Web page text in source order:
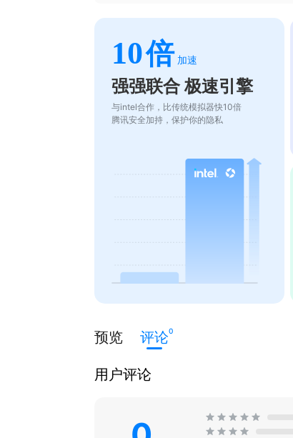
10倍 加速
强强联合 极速引擎
与intel合作，比传统模拟器快10倍
腾讯安全加持，保护你的隐私
预览 评论0
用户评论